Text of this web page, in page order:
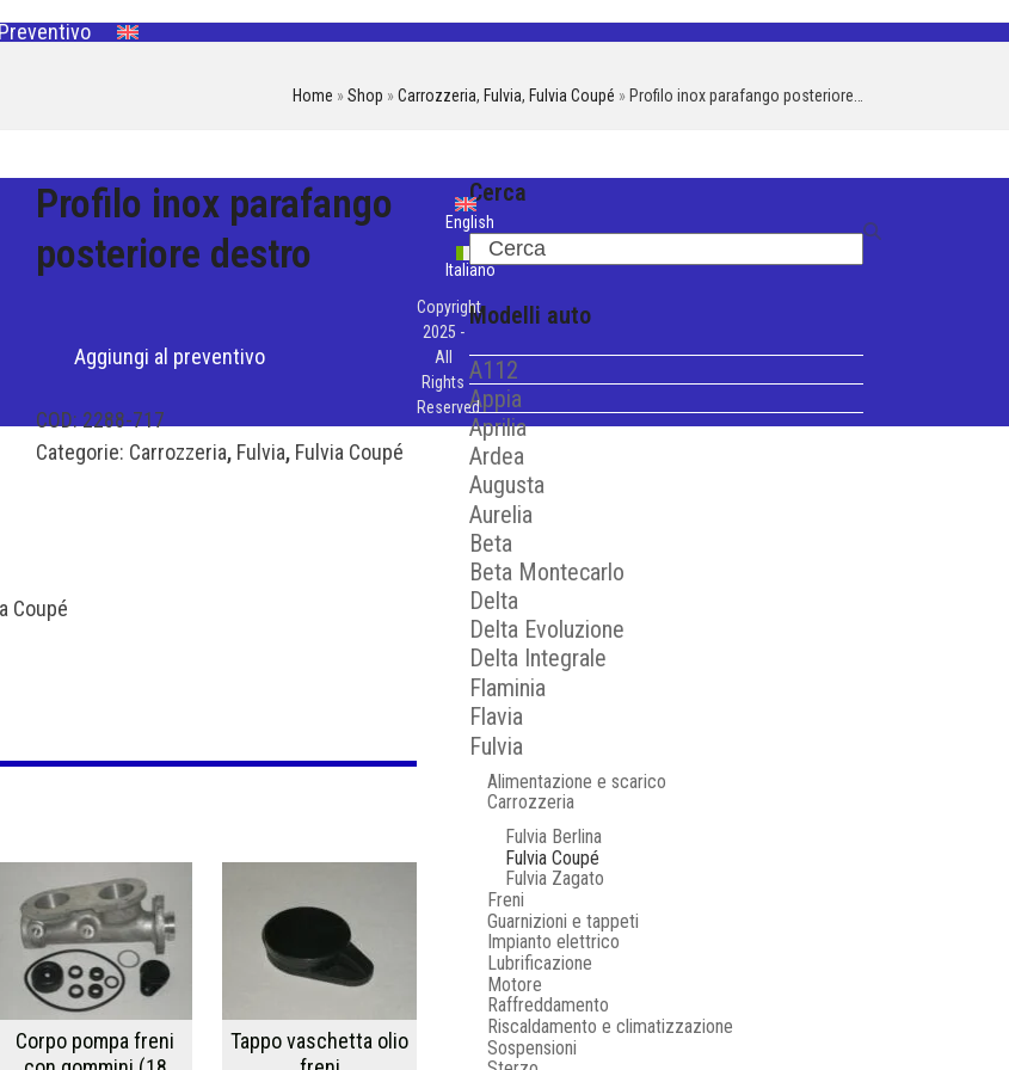
Preventivo
Home » Shop » Carrozzeria, Fulvia, Fulvia Coupé » Profilo inox parafango posteriore…
Profilo inox parafango
posteriore destro
Aggiungi al preventivo
COD: 2288-717
Categorie: Carrozzeria, Fulvia, Fulvia Coupé
Coupé
Corpo pompa freni
Tappo vaschetta olio
Cerca
Search
Modelli auto
A112
Appia
Aprilia
Ardea
Augusta
Aurelia
Beta
Beta Montecarlo
Delta
Delta Evoluzione
Delta Integrale
Flaminia
Flavia
Fulvia
Alimentazione e scarico
Carrozzeria
Fulvia Berlina
Fulvia Coupé
Fulvia Zagato
Freni
Guarnizioni e tappeti
Impianto elettrico
Lubrificazione
Motore
Raffreddamento
Riscaldamento e climatizzazione
Sospensioni
English
Italiano
Copyright
2025 -
All
Rights
Reserved